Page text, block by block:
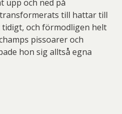
upp och ned på
till hattar till
och förmodligen helt
pissoarer och
hon sig alltså egna